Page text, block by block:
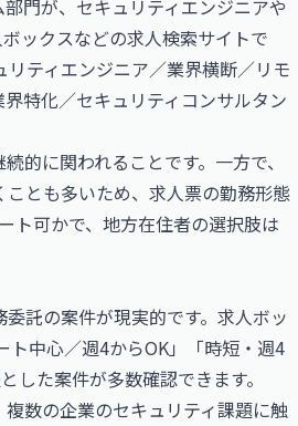
門が、セキュリティエンジニアや
ックスなどの求人検索サイトで
リティエンジニア／業界横断／リモ
特化／セキュリティコンサルタン
的に関われることです。一方で、
とも多いため、求人票の勤務形態
ト可かで、地方在住者の選択肢は
託の案件が現実的です。求人ボッ
ト中心／週4からOK」「時短・週4
した案件が多数確認できます。
数の企業のセキュリティ課題に触